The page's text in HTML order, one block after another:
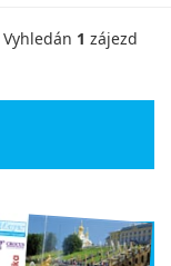
Vyhledán 1 zájezd